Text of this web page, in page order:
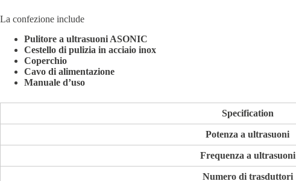
La confezione include
Pulitore a ultrasuoni ASONIC
Cestello di pulizia in acciaio inox
Coperchio
Cavo di alimentazione
Manuale d’uso
Specification
Potenza a ultrasuoni
Frequenza a ultrasuoni
Numero di trasduttori